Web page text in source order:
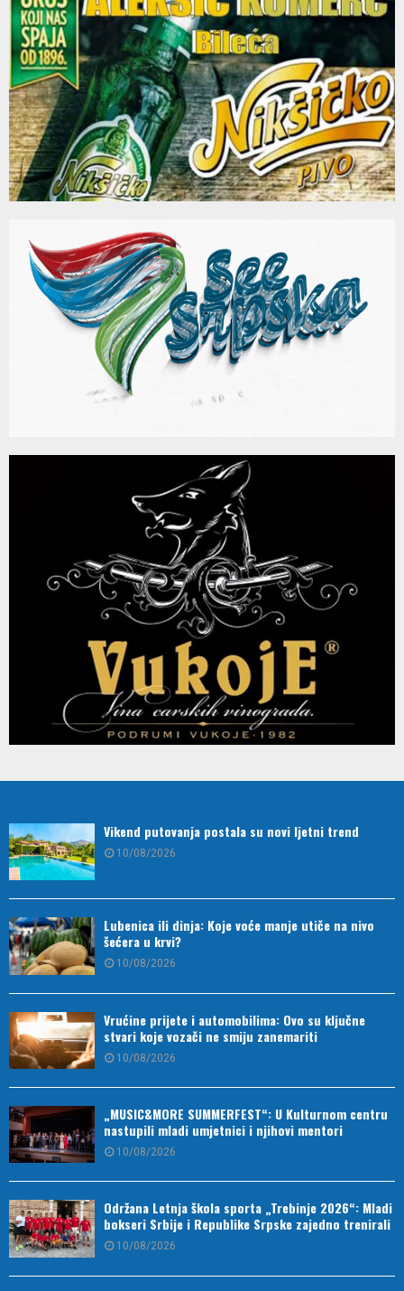
Vikend putovanja postala su novi ljetni trend
10/08/2026
Lubenica ili dinja: Koje voće manje utiče na nivo
šećera u krvi?
10/08/2026
Vrućine prijete i automobilima: Ovo su ključne
stvari koje vozači ne smiju zanemariti
10/08/2026
„MUSIC&MORE SUMMERFEST“: U Kulturnom centru
nastupili mladi umjetnici i njihovi mentori
10/08/2026
Održana Letnja škola sporta „Trebinje 2026“: Mladi
bokseri Srbije i Republike Srpske zajedno trenirali
10/08/2026